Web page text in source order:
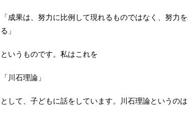
「成果は、努力に比例して現れるものではなく、努力
る」
というものです。私はこれを
「川石理論」
として、子どもに話をしています。川石理論というのは